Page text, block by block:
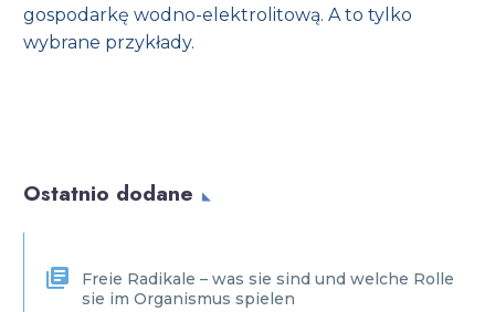
gospodarkę wodno-elektrolitową. A to tylko
wybrane przykłady.
Ostatnio dodane
Freie Radikale – was sie sind und welche Rolle
sie im Organismus spielen